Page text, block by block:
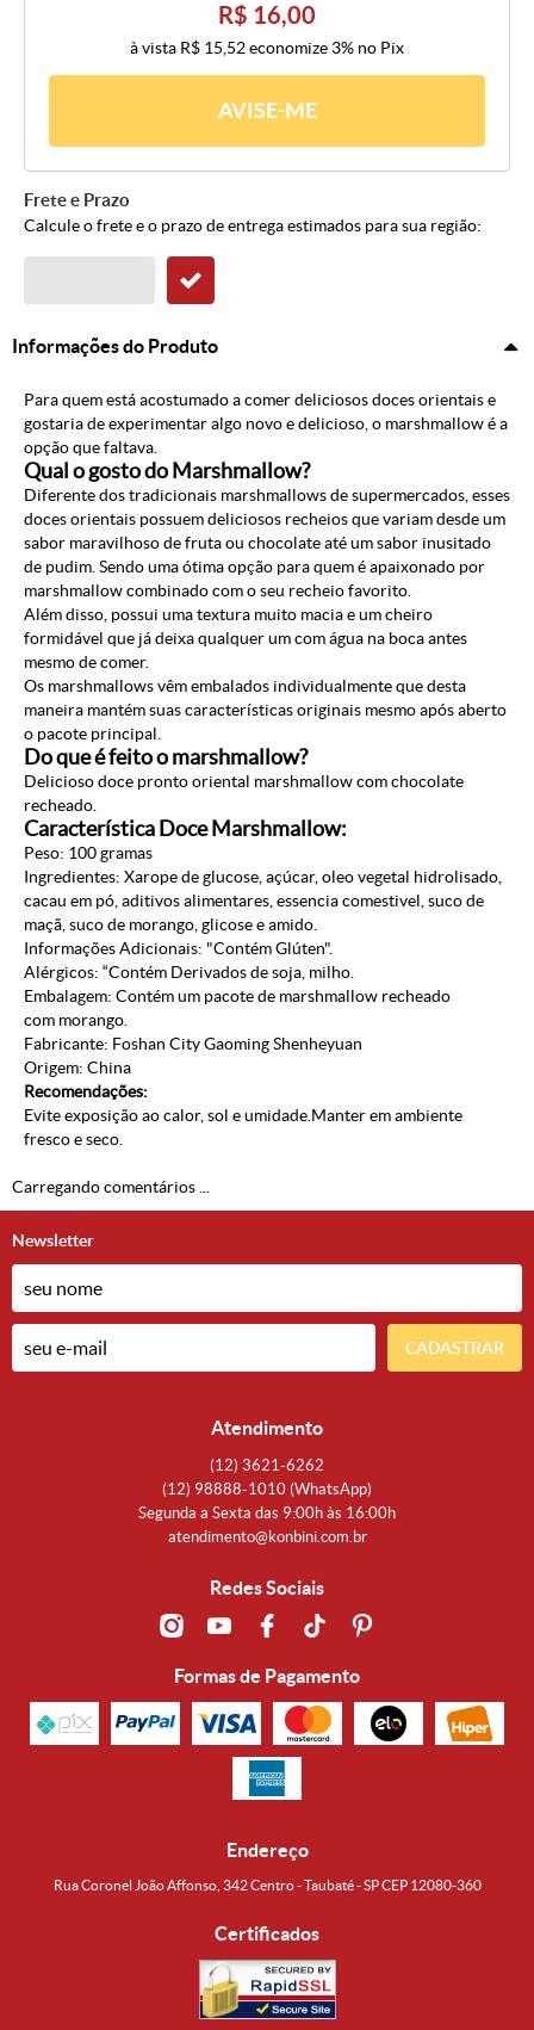
R$ 16,00
à vista R$ 15,52economize 3% no Pix
AVISE-ME
Frete e Prazo
Calcule o frete e o prazo de entrega estimados para sua região:
Informações do Produto
Para quem está acostumado a comer deliciosos doces orientais e
gostaria de experimentar algo novo e delicioso, o marshmallow é a
opção que faltava.
Qual o gosto do Marshmallow?
Diferente dos tradicionais marshmallows de supermercados, esses
doces orientais possuem deliciosos recheios que variam desde um
sabor maravilhoso de fruta ou chocolate até um sabor inusitado
de pudim. Sendo uma ótima opção para quem é apaixonado por
marshmallow combinado com o seu recheio favorito.
Além disso, possui uma textura muito macia e um cheiro
formidável que já deixa qualquer um com água na boca antes
mesmo de comer.
Os marshmallows vêm embalados individualmente que desta
maneira mantém suas características originais mesmo após aberto
o pacote principal.
Do que é feito o marshmallow?
Delicioso doce pronto oriental marshmallow com chocolate
recheado.
Característica Doce Marshmallow:
Peso: 100 gramas
Ingredientes: Xarope de glucose, açúcar, oleo vegetal hidrolisado,
cacau em pó, aditivos alimentares, essencia comestivel, suco de
maçã, suco de morango, glicose e amido.
Informações Adicionais: "Contém Glúten".
Alérgicos: “Contém Derivados de soja, milho.
Embalagem: Contém um pacote de marshmallow recheado
com morango.
Fabricante: Foshan City Gaoming Shenheyuan
Origem: China
Recomendações:
Evite exposição ao calor, sol e umidade.Manter em ambiente
fresco e seco.
Carregando comentários ...
Newsletter
CADASTRAR
Atendimento
(12) 3621-6262
(12) 98888-1010 (WhatsApp)
Segunda a Sexta das 9:00h às 16:00h
atendimento@konbini.com.br
Redes Sociais
Formas de Pagamento
Endereço
Rua Coronel João Affonso, 342 Centro - Taubaté - SP CEP 12080-360
Certificados